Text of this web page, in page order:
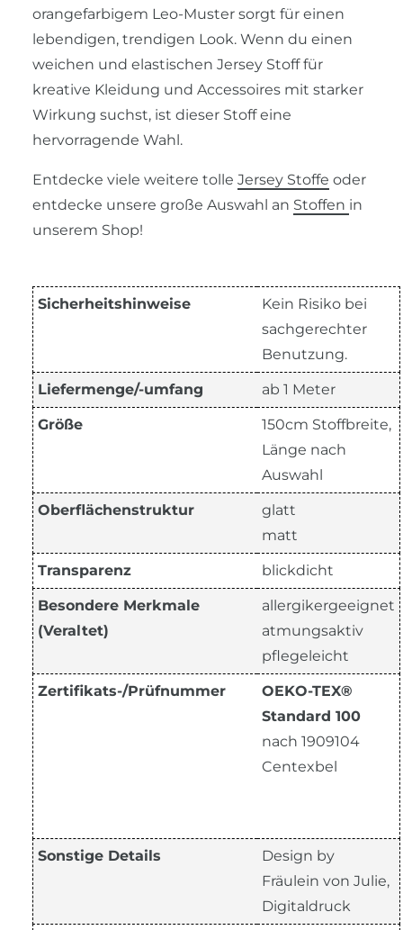
orangefarbigem Leo-Muster sorgt für einen
lebendigen, trendigen Look. Wenn du einen
weichen und elastischen Jersey Stoff für
kreative Kleidung und Accessoires mit starker
Wirkung suchst, ist dieser Stoff eine
hervorragende Wahl.
Entdecke viele weitere tolle Jersey Stoffe oder
entdecke unsere große Auswahl an Stoffen in
unserem Shop!
Sicherheitshinweise
Kein Risiko bei
sachgerechter
Benutzung.
Liefermenge/-umfang ab 1 Meter
Größe
150cm Stoffbreite,
Länge nach
Auswahl
Oberflächenstruktur
glatt
matt
Transparenz blickdicht
Besondere Merkmale
(Veraltet)
allergikergeeignet
atmungsaktiv
pflegeleicht
Zertifikats-/Prüfnummer
OEKO-TEX®
Standard 100
nach 1909104
Centexbel
Sonstige Details
Design by
Fräulein von Julie,
Digitaldruck